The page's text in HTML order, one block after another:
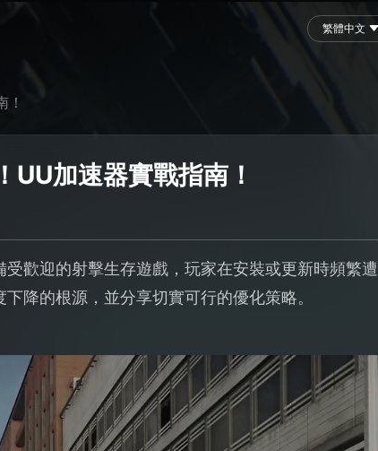
繁體中文
加速器實戰指南！
歡迎的射擊生存遊戲，玩家在安裝或更新時頻繁遭
降的根源，並分享切實可行的優化策略。